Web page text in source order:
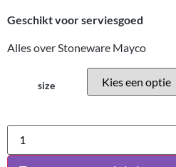
Geschikt voor serviesgoed
Alles over Stoneware Mayco
size